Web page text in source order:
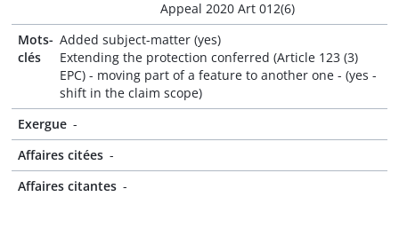
Appeal 2020 Art 012(6)
Mots-
clés
Added subject-matter (yes)
Extending the protection conferred (Article 123 (3)
EPC) - moving part of a feature to another one - (yes -
shift in the claim scope)
Exergue -
Affaires citées -
Affaires citantes -